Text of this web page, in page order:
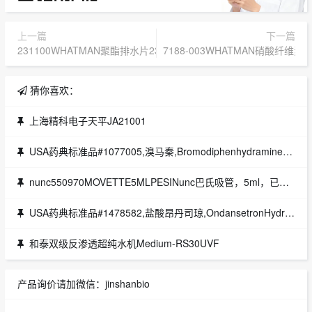
上一篇
231100WHATMAN聚酯排水片231100（47mm直径）
下一篇
7188-003WHATMAN硝酸纤维素
猜你喜欢：
上海精科电子天平JA21001
USA药典标准品#1077005,溴马秦,BromodiphenhydramineHydrochloride(200mg),CAS#1808-12-4
nunc550970MOVETTE5MLPESINunc巴氏吸管，5ml，已灭菌
USA药典标准品#1478582,盐酸昂丹司琼,OndansetronHydrochloride(300mg),CAS#103639-04-9
和泰双级反渗透超纯水机Medium-RS30UVF
产品询价请加微信：jinshanbio